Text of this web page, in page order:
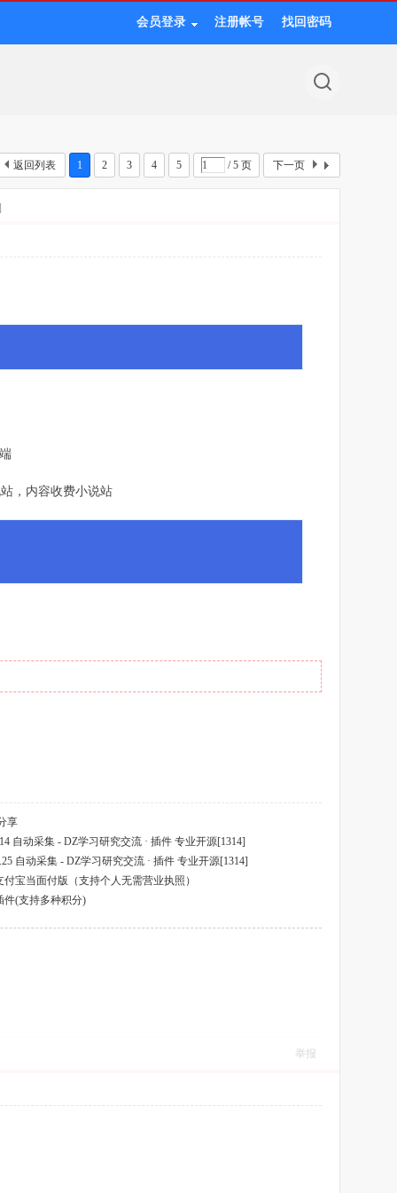
会员登录 注册帐号 找回密码
1 2 3 4 5 / 5 页 下一页
返回列表
! {( L1 D6 x$ O/ `4 W3 Y4 e
，内容收费小说站
享
自动采集 - DZ学习研究交流 · 插件 专业开源[1314]
自动采集 - DZ学习研究交流 · 插件 专业开源[1314]
宝当面付版（支持个人无需营业执照）
件(支持多种积分)
举报